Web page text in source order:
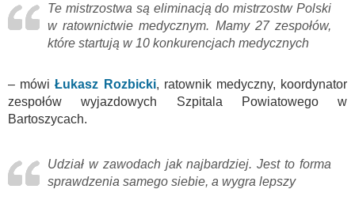
Te mistrzostwa są eliminacją do mistrzostw Polski
w ratownictwie medycznym. Mamy 27 zespołów,
które startują w 10 konkurencjach medycznych
– mówiŁukasz Rozbicki, ratownik medyczny, koordynator
zespołów wyjazdowych Szpitala Powiatowego w
Bartoszycach.
Udział w zawodach jak najbardziej. Jest to forma
sprawdzenia samego siebie, a wygra lepszy